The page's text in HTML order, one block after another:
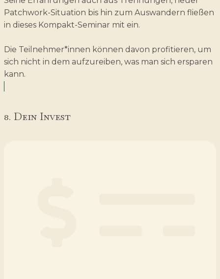
Patchwork-Situation bis hin zum Auswandern fließen
in dieses Kompakt-Seminar mit ein.
Die Teilnehmer*innen können davon profitieren, um
sich nicht in dem aufzureiben, was man sich ersparen
kann.
8. Dein Invest